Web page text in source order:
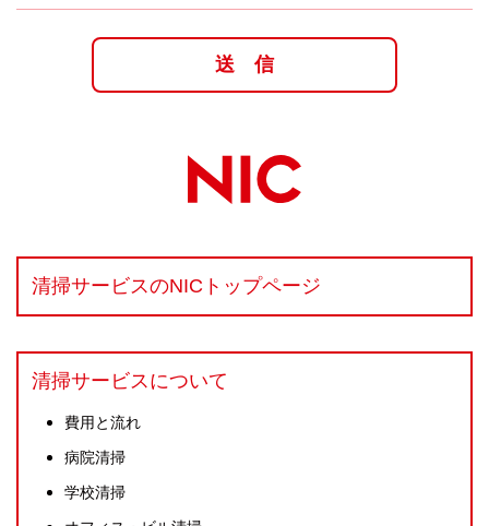
清掃サービスのNICトップページ
清掃サービスについて
費用と流れ
病院清掃
学校清掃